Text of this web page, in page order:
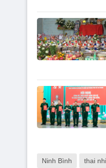
Ninh Bình thai nhi